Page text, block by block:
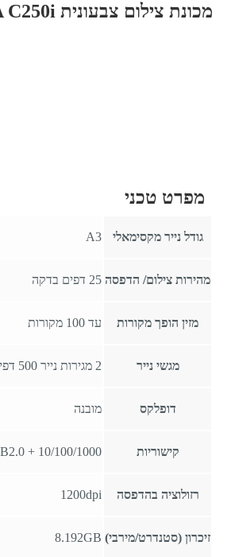
מכונת צילום צבעונית KONICA MINOLTA C250i
מפרט טכני
גודל נייר מקסימאלי A3
מהירות צילום/ הדפסה 25 דפים בדקה
מזין הופך מקורות עד 100 מקורות
מגשי נייר 2 מגירות נייר 500 דפים כל אחת + בייפס 150 דפים
דופלקס מובנה
קישוריות 10/100/1000 + USB2.0
רזולוציה בהדפסה 1200dpi
זיכרון (סטנדרט/מירבי) 8.192GB